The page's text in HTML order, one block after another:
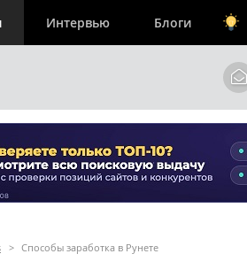
Интервью Блоги
> Способы заработка в Рунете